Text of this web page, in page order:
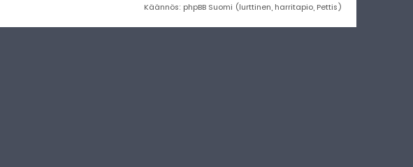
Käännös: phpBB Suomi (lurttinen, harritapio, Pettis)